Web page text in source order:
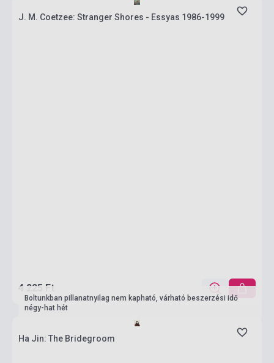
J. M. Coetzee: Stranger Shores - Essyas 1986-1999
4 225 Ft
Boltunkban pillanatnyilag nem kapható, várható beszerzési idő
négy-hat hét
Ha Jin: The Bridegroom